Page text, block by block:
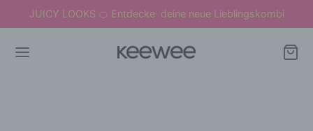
JUICY LOOKS 🍊 Entdecke deine neue Lieblingskombi